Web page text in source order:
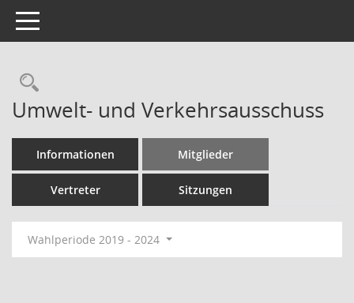
Toggle navigation
Rechercheauswahl
Umwelt- und Verkehrsausschuss
Informationen Mitglieder
Vertreter Sitzungen
Wahlperiode 2019 - 2024